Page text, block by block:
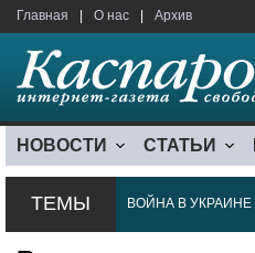
Главная О нас Архив
НОВОСТИ СТАТЬИ
ТЕМЫ ВОЙНА В УКРАИНЕ